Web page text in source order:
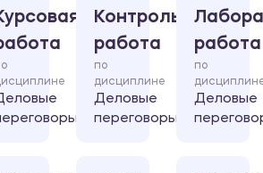
Контрольная
работа
по
дисциплине
Деловые
переговоры
работа
по
Деловые